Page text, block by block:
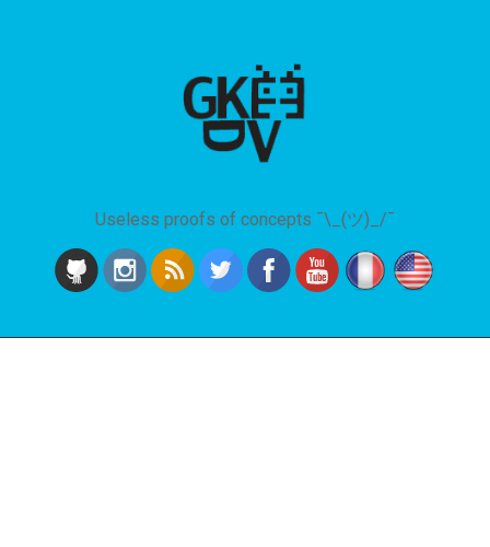
Useless proofs of concepts ¯\_(ツ)_/¯